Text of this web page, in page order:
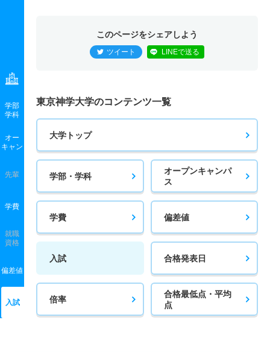
学部
学科
オー
キャン
先輩
学費
就職
資格
偏差値
入試
このページをシェアしよう
ツイート LINEで送る
東京神学大学のコンテンツ一覧
大学トップ
学部・学科
オープンキャンパ
ス
学費 偏差値
入試 合格発表日
倍率
合格最低点・平均
点